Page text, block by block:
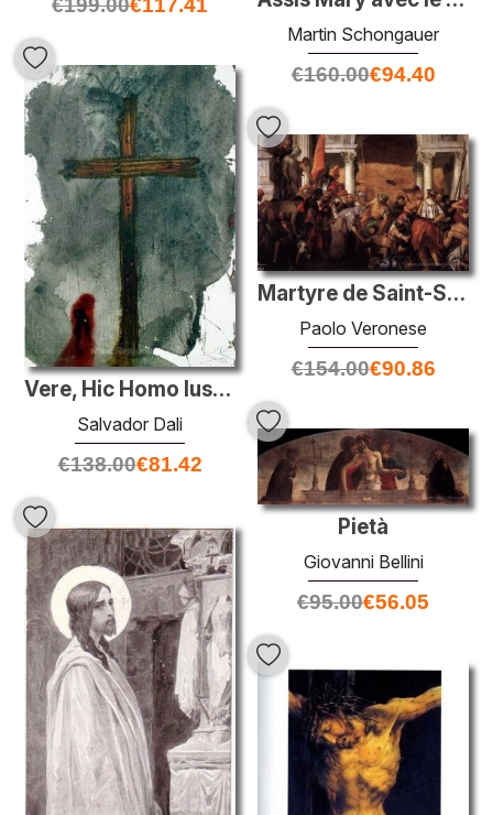
€199.00€117.41
Martin Schongauer
€160.00€94.40
Vere, Hic Homo Iustus Erat (Luc 23:47)
Salvador Dali
€138.00€81.42
Martyre de Saint-Sébastian
Paolo Veronese
€154.00€90.86
Pietà
Giovanni Bellini
€95.00€56.05